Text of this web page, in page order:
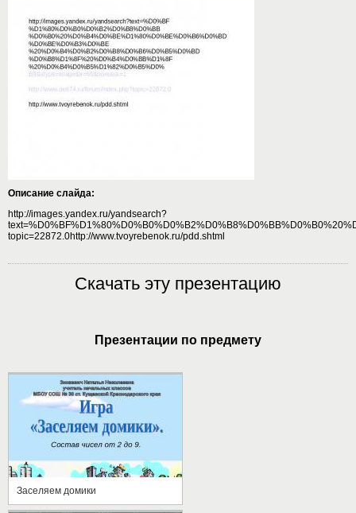
Описание слайда:
http://images.yandex.ru/yandsearch?
topic=22872.0http://www.tvoyrebenok.ru/pdd.shtml
Скачать эту презентацию
Презентации по предмету
Заселяем домики